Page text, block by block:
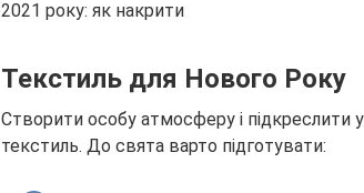
Текстиль для Нового Року
Створити особу атмосферу і підкреслити
текстиль. До свята варто підготувати: